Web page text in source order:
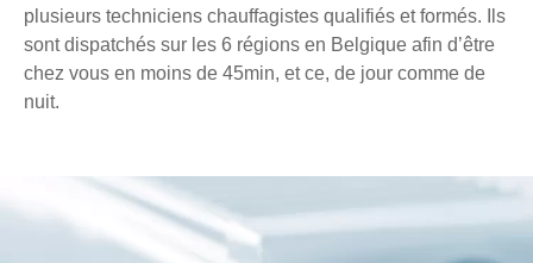
plusieurs techniciens chauffagistes qualifiés et formés. Ils
sont dispatchés sur les 6 régions en Belgique afin d’être
chez vous en moins de 45min, et ce, de jour comme de
nuit.